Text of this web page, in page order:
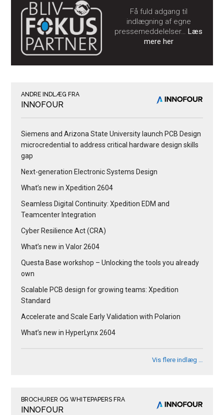
Få fuld adgang til
indlægning af egne
pressemeddelelser…Læs
mere her
ANDRE INDLÆG FRA
INNOFOUR
Siemens and Arizona State University launch PCB Design
microcredential to address critical hardware design skills
gap
Next-generation Electronic Systems Design
What’s new in Xpedition 2604
Seamless Digital Continuity: Xpedition EDM and
Teamcenter Integration
Cyber Resilience Act (CRA)
What’s new in Valor 2604
Questa Base workshop – Unlocking the tools you already
own
Scalable PCB design for growing teams: Xpedition
Standard
Accelerate and Scale Early Validation with Polarion
What’s new in HyperLynx 2604
Vis flere indlæg …
BROCHURER OG WHITEPAPERS FRA
INNOFOUR